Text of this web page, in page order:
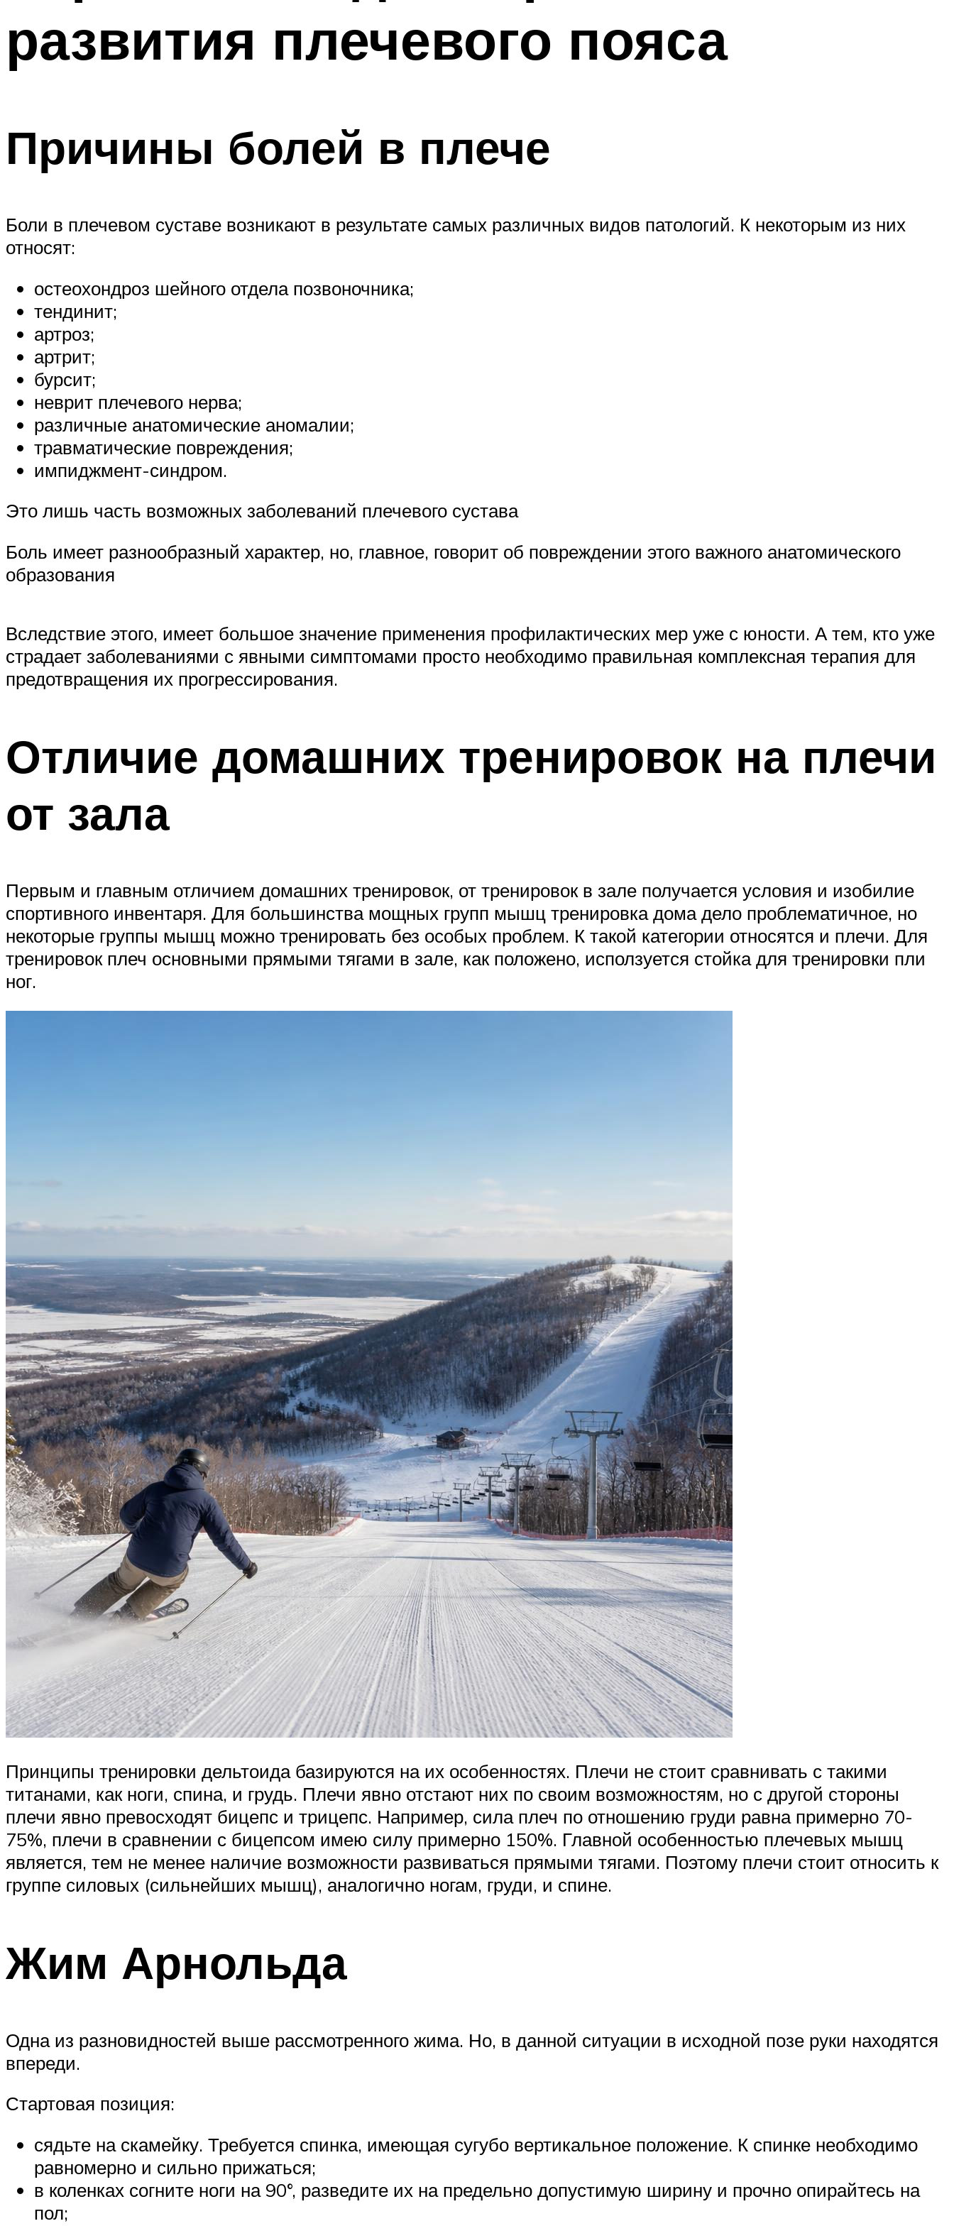
развития плечевого пояса
Причины болей в плече
Боли в плечевом суставе возникают в результате самых различных видов патологий. К некоторым из них
относят:
остеохондроз шейного отдела позвоночника;
тендинит;
артроз;
артрит;
бурсит;
неврит плечевого нерва;
различные анатомические аномалии;
травматические повреждения;
импиджмент-синдром.
Это лишь часть возможных заболеваний плечевого сустава
Боль имеет разнообразный характер, но, главное, говорит об повреждении этого важного анатомического
образования
Вследствие этого, имеет большое значение применения профилактических мер уже с юности. А тем, кто уже
страдает заболеваниями с явными симптомами просто необходимо правильная комплексная терапия для
предотвращения их прогрессирования.
Отличие домашних тренировок на плечи
от зала
Первым и главным отличием домашних тренировок, от тренировок в зале получается условия и изобилие
спортивного инвентаря. Для большинства мощных групп мышц тренировка дома дело проблематичное, но
некоторые группы мышц можно тренировать без особых проблем. К такой категории относятся и плечи. Для
тренировок плеч основными прямыми тягами в зале, как положено, исползуется стойка для тренировки пли
ног.
Принципы тренировки дельтоида базируются на их особенностях. Плечи не стоит сравнивать с такими
титанами, как ноги, спина, и грудь. Плечи явно отстают них по своим возможностям, но с другой стороны
плечи явно превосходят бицепс и трицепс. Например, сила плеч по отношению груди равна примерно 70-
75%, плечи в сравнении с бицепсом имею силу примерно 150%. Главной особенностью плечевых мышц
является, тем не менее наличие возможности развиваться прямыми тягами. Поэтому плечи стоит относить к
группе силовых (сильнейших мышц), аналогично ногам, груди, и спине.
Жим Арнольда
Одна из разновидностей выше рассмотренного жима. Но, в данной ситуации в исходной позе руки находятся
впереди.
Стартовая позиция:
сядьте на скамейку. Требуется спинка, имеющая сугубо вертикальное положение. К спинке необходимо
равномерно и сильно прижаться;
в коленках согните ноги на 90°, разведите их на предельно допустимую ширину и прочно опирайтесь на
пол;